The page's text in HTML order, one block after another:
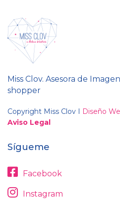
Miss Clov. Asesora de
shopper
Copyright Miss Clov I Diseño
Aviso Legal
Sígueme
Facebook
Instagram